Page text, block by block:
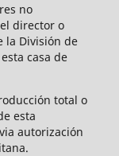
no
director o
la División de
casa de
total o
esta
autorización